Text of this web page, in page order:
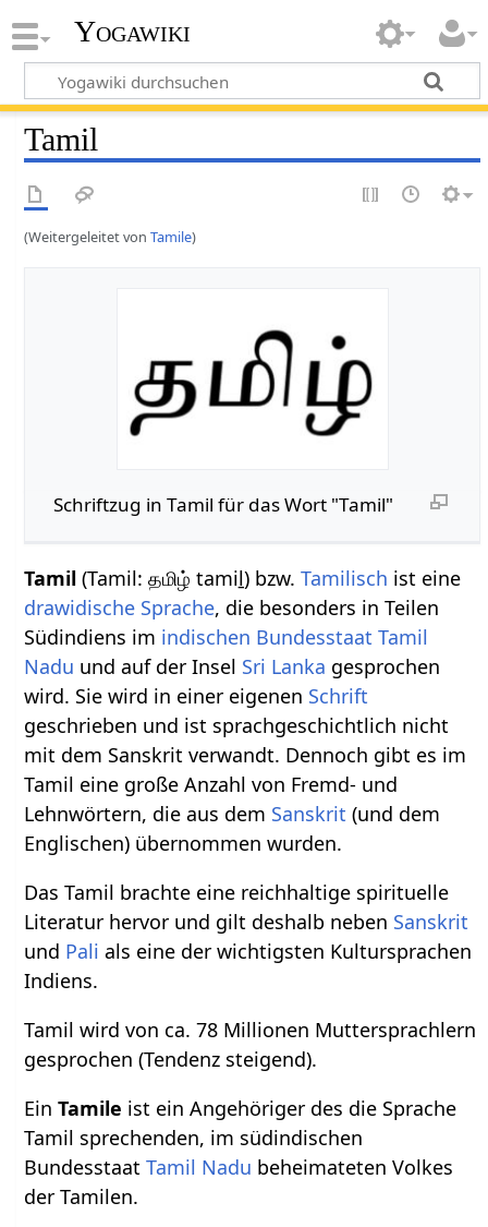
Yogawiki
Tamil
(Weitergeleitet vonTamile)
Schriftzug in Tamil für das Wort "Tamil"
Tamil (Tamil: தமிழ் tamiḻ) bzw.Tamilisch ist eine
drawidische Sprache, die besonders in Teilen
Südindiens im indischen Bundesstaat Tamil
Nadu und auf der Insel Sri Lanka gesprochen
wird. Sie wird in einer eigenen Schrift
geschrieben und ist sprachgeschichtlich nicht
mit dem Sanskrit verwandt. Dennoch gibt es im
Tamil eine große Anzahl von Fremd- und
Lehnwörtern, die aus dem Sanskrit (und dem
Englischen) übernommen wurden.
Das Tamil brachte eine reichhaltige spirituelle
Literatur hervor und gilt deshalb neben Sanskrit
und Pali als eine der wichtigsten Kultursprachen
Indiens.
Tamil wird von ca. 78 Millionen Muttersprachlern
gesprochen (Tendenz steigend).
EinTamile ist ein Angehöriger des die Sprache
Tamil sprechenden, im südindischen
BundesstaatTamil Nadu beheimateten Volkes
der Tamilen.